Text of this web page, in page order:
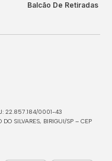
Balcão De Retiradas
22.857.184/0001-43
SILVARES, BIRIGUI/SP – CEP